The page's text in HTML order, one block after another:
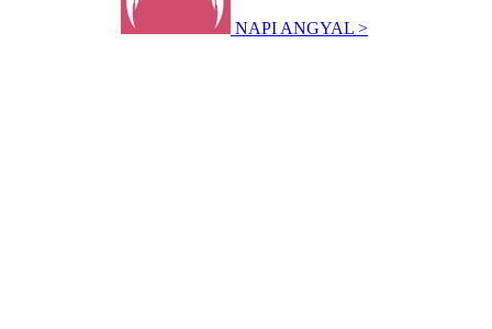
NAPI ANGYAL >